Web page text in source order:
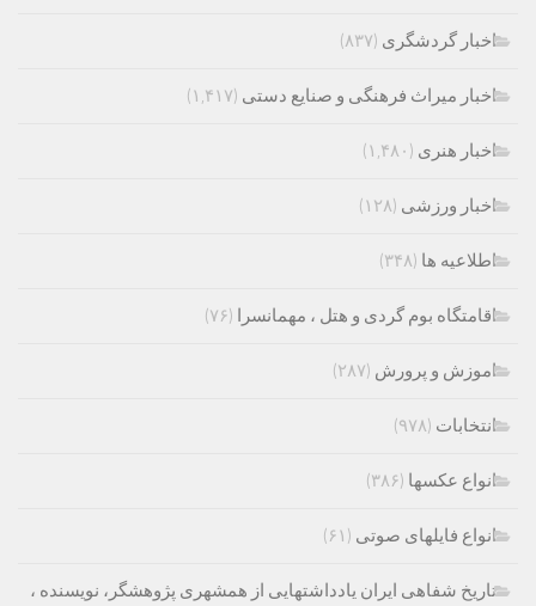
اخبار گردشگری (۸۳۷)
اخبار میراث فرهنگی و صنایع دستی (۱,۴۱۷)
اخبار هنری (۱,۴۸۰)
اخبار ورزشی (۱۲۸)
اطلاعیه ها (۳۴۸)
اقامتگاه بوم گردی و هتل ، مهمانسرا (۷۶)
اموزش و پرورش (۲۸۷)
انتخابات (۹۷۸)
انواع عکسها (۳۸۶)
انواع فایلهای صوتی (۶۱)
تاریخ شفاهی ایران یادداشتهایی از همشهری پژوهشگر، نویسنده ،